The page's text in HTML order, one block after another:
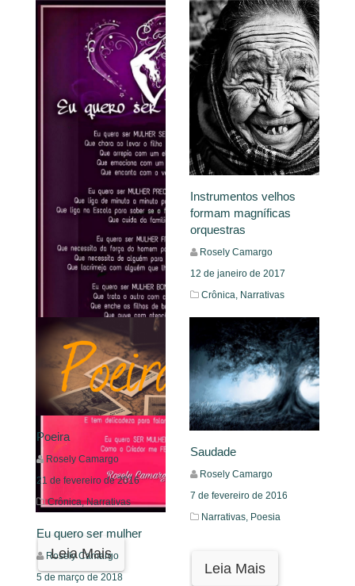
Eu quero ser mulher
Rosely Camargo
5 de março de 2018
Instrumentos velhos
formam magníficas
orquestras
Rosely Camargo
12 de janeiro de 2017
Crônica, Narrativas
Leia Mais
Poeira
Rosely Camargo
21 de fevereiro de 2016
Crônica,Narrativas
Leia Mais
Saudade
Rosely Camargo
7 de fevereiro de 2016
Narrativas, Poesia
Leia Mais